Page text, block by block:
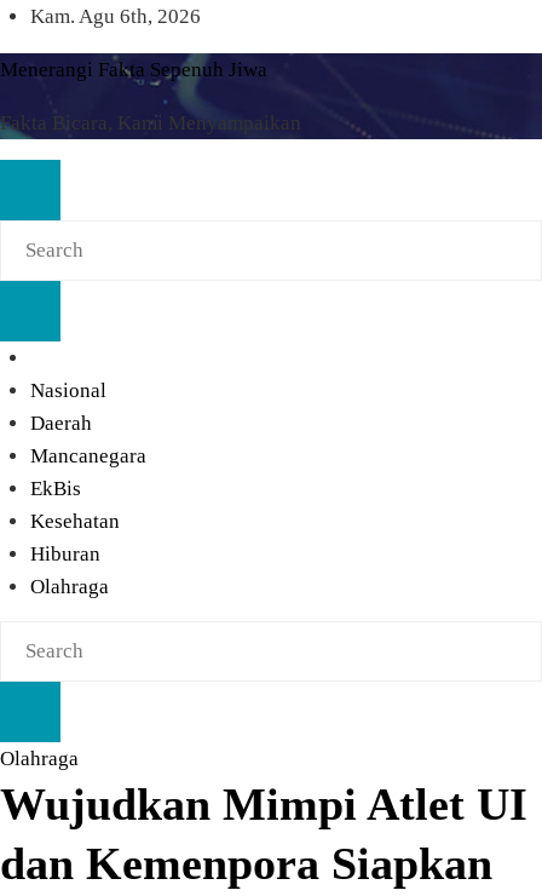
Skip
to
content
Kam. Agu 6th, 2026
Menerangi Fakta Sepenuh Jiwa
Fakta Bicara, Kami Menyampaikan
Nasional
Daerah
Mancanegara
EkBis
Kesehatan
Hiburan
Olahraga
Olahraga
Wujudkan Mimpi Atlet UI
dan Kemenpora Siapkan